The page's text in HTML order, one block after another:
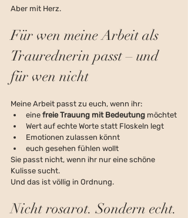
Aber mit Herz.
Für wen meine Arbeit als
Traurednerin passt – und
für wen nicht
Meine Arbeit passt zu euch, wenn ihr:
eine freie Trauung mit Bedeutung möchtet
Wert auf echte Worte statt Floskeln legt
Emotionen zulassen könnt
euch gesehen fühlen wollt
Sie passt nicht, wenn ihr nur eine schöne
Kulisse sucht.
Und das ist völlig in Ordnung.
Nicht rosarot. Sondern echt.